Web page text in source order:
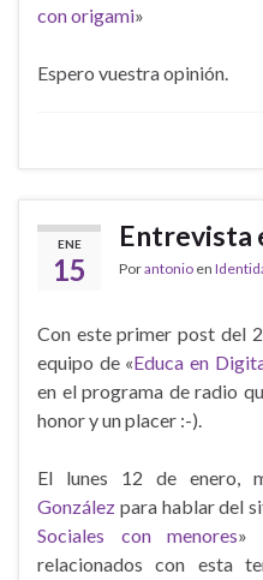
con origami»
Espero vuestra opinión.
ENE
15
Entrevista
Porantonio en
Con este primer post del
equipo de «Educa en
en el programa de radio
honor y un placer :-).
El lunes 12 de enero,
González para hablar del
Sociales con menores»
relacionados con esta